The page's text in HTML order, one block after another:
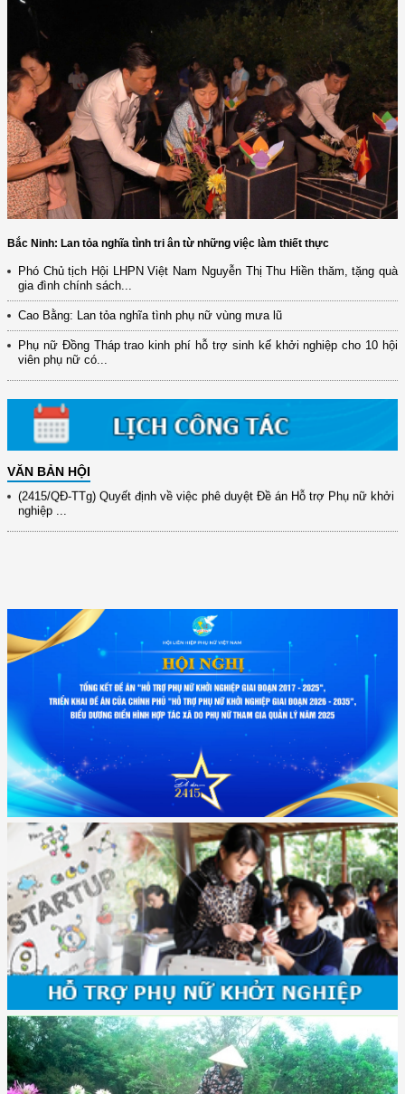
Bắc Ninh: Lan tỏa nghĩa tình tri ân từ những việc làm thiết thực
Phó Chủ tịch Hội LHPN Việt Nam Nguyễn Thị Thu Hiền thăm, tặng quà
gia đình chính sách...
Cao Bằng: Lan tỏa nghĩa tình phụ nữ vùng mưa lũ
Phụ nữ Đồng Tháp trao kinh phí hỗ trợ sinh kế khởi nghiệp cho 10 hội
viên phụ nữ có...
VĂN BẢN HỘI
(12/TB-HĐKH) V/v đăng ký, đề xuất nhiệm vụ Khoa học, công nghệ và
đổi mới ...
(898/KH/ĐCT) Kế hoạch thực hiện Quyết định số 2415/QĐ-TTg ngày
31/10/2025 ...
xây dựng ...
(891/KH-ĐCT) Kế hoạch thực hiện Nghị quyết số 72-NQ/TW ngày
9/9/2025 của Bộ ...
(2415/QĐ-TTg) Quyết định về việc phê duyệt Đề án Hỗ trợ Phụ nữ khởi
nghiệp ...